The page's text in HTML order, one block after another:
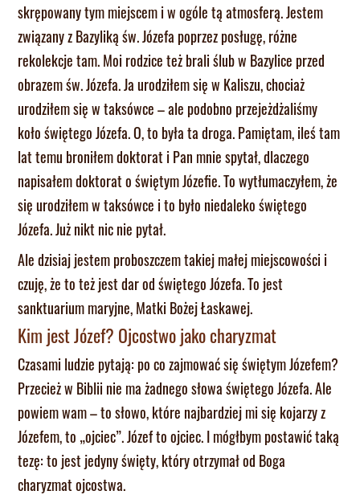
skrępowany tym miejscem i w ogóle tą atmosferą. Jestem
związany z Bazyliką św. Józefa poprzez posługę, różne
rekolekcje tam. Moi rodzice też brali ślub w Bazylice przed
obrazem św. Józefa. Ja urodziłem się w Kaliszu, chociaż
urodziłem się w taksówce – ale podobno przejeżdżaliśmy
koło świętego Józefa. O, to była ta droga. Pamiętam, ileś tam
lat temu broniłem doktorat i Pan mnie spytał, dlaczego
napisałem doktorat o świętym Józefie. To wytłumaczyłem, że
się urodziłem w taksówce i to było niedaleko świętego
Józefa. Już nikt nic nie pytał.
Ale dzisiaj jestem proboszczem takiej małej miejscowości i
czuję, że to też jest dar od świętego Józefa. To jest
sanktuarium maryjne, Matki Bożej Łaskawej.
Kim jest Józef? Ojcostwo jako charyzmat
Czasami ludzie pytają: po co zajmować się świętym Józefem?
Przecież w Biblii nie ma żadnego słowa świętego Józefa. Ale
powiem wam – to słowo, które najbardziej mi się kojarzy z
Józefem, to „ojciec”. Józef to ojciec. I mógłbym postawić taką
tezę: to jest jedyny święty, który otrzymał od Boga
charyzmat ojcostwa.